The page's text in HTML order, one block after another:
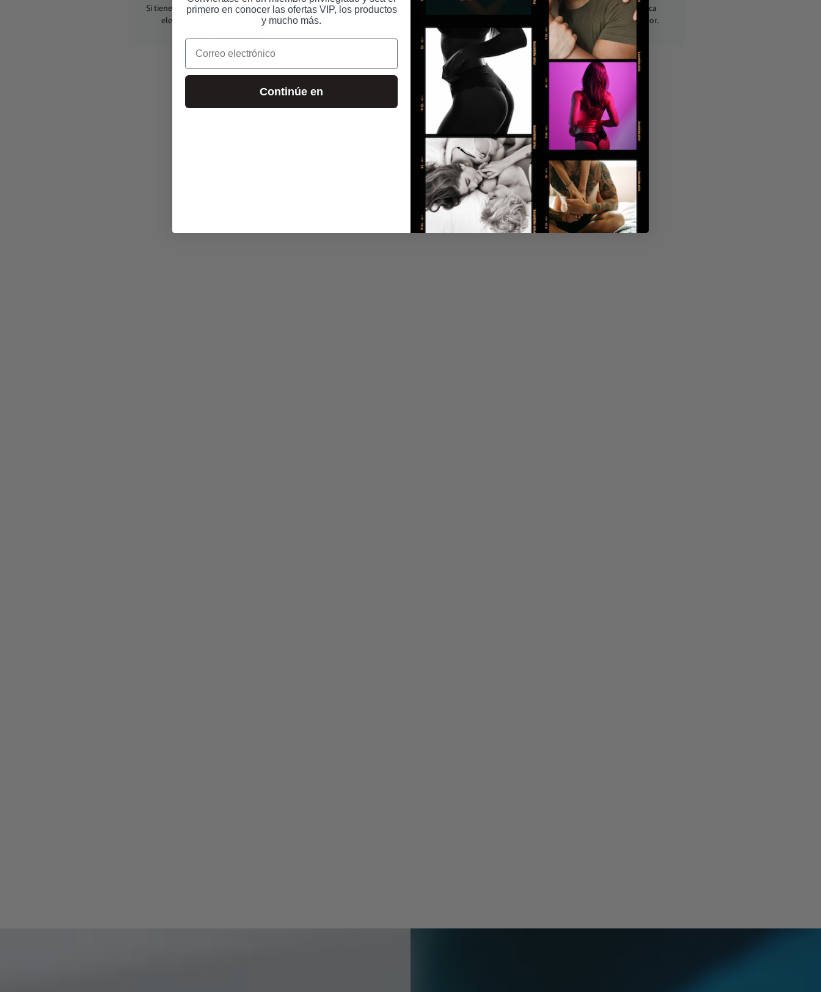
Si tiene alguna pregunta, envíenos un correo
electrónico en cualquier momento a
forma segura con nosotros, y nunca
discreta y segura, sin que aparezca
información personal en el exterior.
VISTOS RECIENTEMENTE
primero en conocer las ofertas VIP, los productos
y mucho más.
Correo electrónico
Continúe en